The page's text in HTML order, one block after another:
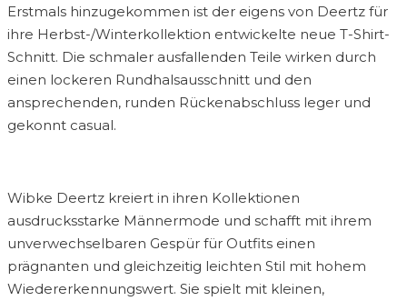
Erstmals hinzugekommen ist der eigens von Deertz für
ihre Herbst-/Winterkollektion entwickelte neue T-Shirt-
Schnitt. Die schmaler ausfallenden Teile wirken durch
einen lockeren Rundhalsausschnitt und den
ansprechenden, runden Rückenabschluss leger und
gekonnt casual.
Wibke Deertz kreiert in ihren Kollektionen
ausdrucksstarke Männermode und schafft mit ihrem
unverwechselbaren Gespür für Outfits einen
prägnanten und gleichzeitig leichten Stil mit hohem
Wiedererkennungswert. Sie spielt mit kleinen,